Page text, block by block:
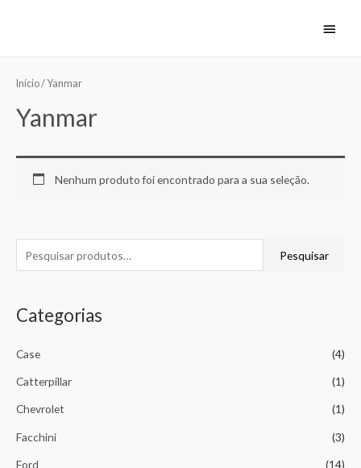
Pesquisar
Categorias
Case (4)
Catterpillar (1)
Chevrolet (1)
Facchini (3)
Ford (14)
Início/ Yanmar
Yanmar
Nenhum produto foi encontrado para a sua seleção.